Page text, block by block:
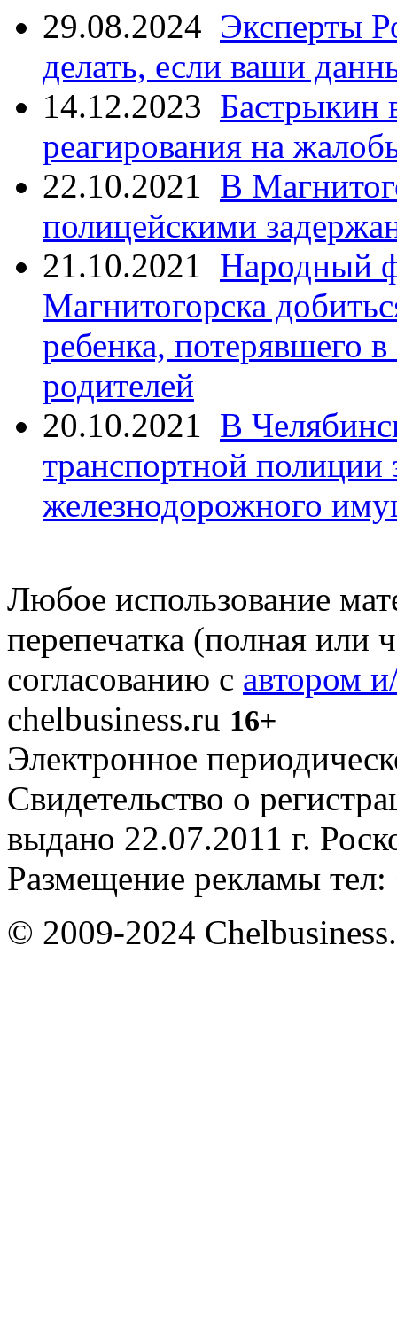
29.08.2024 Эксперты
делать, если ваши
14.12.2023 Бастрыкин
реагирования на
22.10.2021 В
полицейскими
21.10.2021 Народный
Магнитогорска
ребенка, потерявшего
родителей
20.10.2021 В
транспортной
железнодорожного
Любое использование
перепечатка (полная или
согласованию с автором
chelbusiness.ru 16+
Электронное
Свидетельство о
выдано 22.07.2011 г.
Размещение рекламы
© 2009-2024